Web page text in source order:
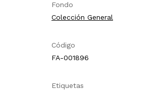
Fondo
Colección General
Código
FA-001896
Etiquetas